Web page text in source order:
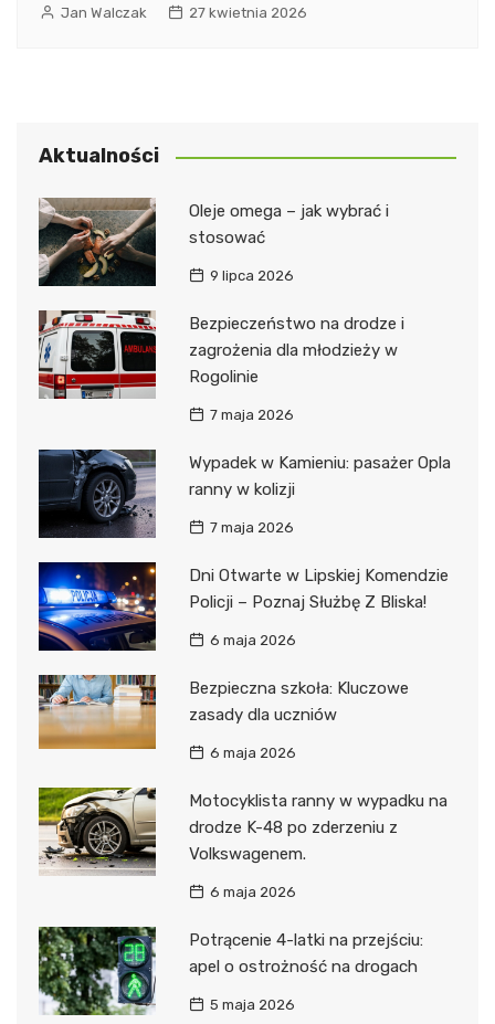
Jan Walczak 27 kwietnia 2026
Aktualności
Oleje omega – jak wybrać i
stosować
9 lipca 2026
Bezpieczeństwo na drodze i
zagrożenia dla młodzieży w
Rogolinie
7 maja 2026
Wypadek w Kamieniu: pasażer Opla
ranny w kolizji
7 maja 2026
Dni Otwarte w Lipskiej Komendzie
Policji – Poznaj Służbę Z Bliska!
6 maja 2026
Bezpieczna szkoła: Kluczowe
zasady dla uczniów
6 maja 2026
Motocyklista ranny w wypadku na
drodze K-48 po zderzeniu z
Volkswagenem.
6 maja 2026
Potrącenie 4-latki na przejściu:
apel o ostrożność na drogach
5 maja 2026